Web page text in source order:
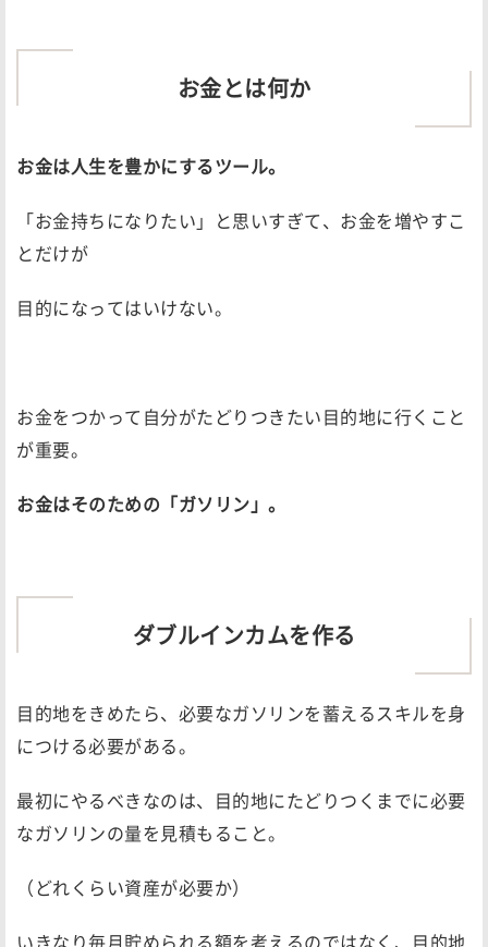
お金とは何か
お金は人生を豊かにするツール。
「お金持ちになりたい」と思いすぎて、お金を増やすこ
とだけが
目的になってはいけない。
お金をつかって自分がたどりつきたい目的地に行くこと
が重要。
お金はそのための「ガソリン」。
ダブルインカムを作る
目的地をきめたら、必要なガソリンを蓄えるスキルを身
につける必要がある。
最初にやるべきなのは、目的地にたどりつくまでに必要
なガソリンの量を見積もること。
（どれくらい資産が必要か）